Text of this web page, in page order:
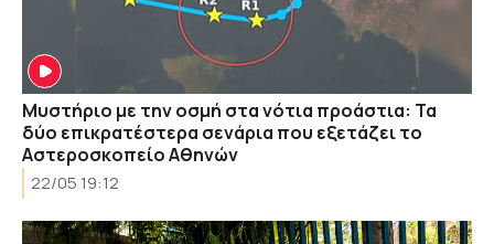
Μυστήριο με την οσμή στα νότια προάστια: Τα
δύο επικρατέστερα σενάρια που εξετάζει το
Αστεροσκοπείο Αθηνών
22/05 19:12